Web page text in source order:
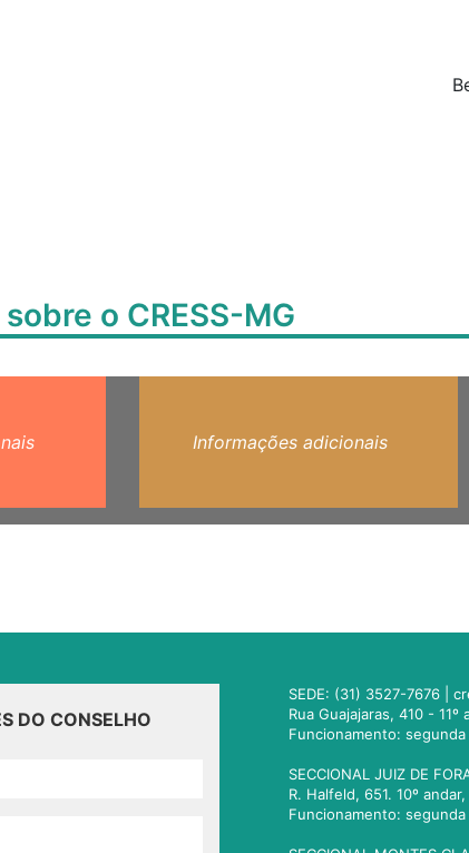
o CRESS-MG
Informações adicionais
DO CONSELHO
SEDE: (31) 3527-7676 |
Rua Guajajaras, 410 -
Funcionamento:
SECCIONAL JUIZ DE
R. Halfeld, 651. 10º
Funcionamento: segunda